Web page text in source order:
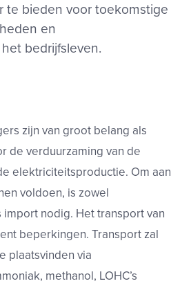
te bieden voor toekomstige
en
bedrijfsleven.
zijn van groot belang als
de verduurzaming van de
elektriciteitsproductie. Om aan
voldoen, is zowel
nodig. Het transport van
beperkingen. Transport zal
plaatsvinden via
methanol, LOHC’s